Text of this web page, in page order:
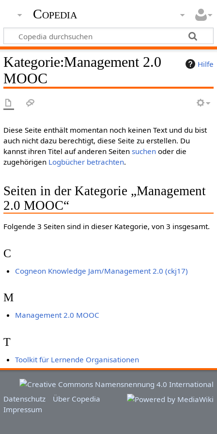
Copedia
Hilfe
Kategorie:Management 2.0
MOOC
Diese Seite enthält momentan noch keinen Text und du bist
auch nicht dazu berechtigt, diese Seite zu erstellen. Du
kannst ihren Titel auf anderen Seiten suchenoder die
zugehörigen Logbücher betrachten.
Seiten in der Kategorie „Management
2.0 MOOC“
Folgende 3 Seiten sind in dieser Kategorie, von 3 insgesamt.
C
Cogneon Knowledge Jam/Management 2.0 (ckj17)
M
Management 2.0 MOOC
T
Toolkit für Lernende Organisationen
Datenschutz
Über Copedia
Impressum